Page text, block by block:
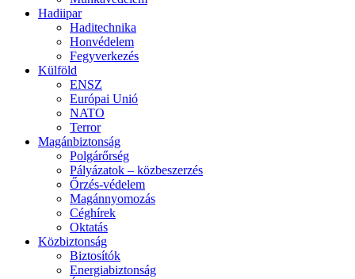
Hadiipar
Haditechnika
Honvédelem
Fegyverkezés
Külföld
ENSZ
Európai Unió
NATO
Terror
Magánbiztonság
Polgárőrség
Pályázatok – közbeszerzés
Őrzés-védelem
Magánnyomozás
Céghírek
Oktatás
Közbiztonság
Biztosítók
Energiabiztonság